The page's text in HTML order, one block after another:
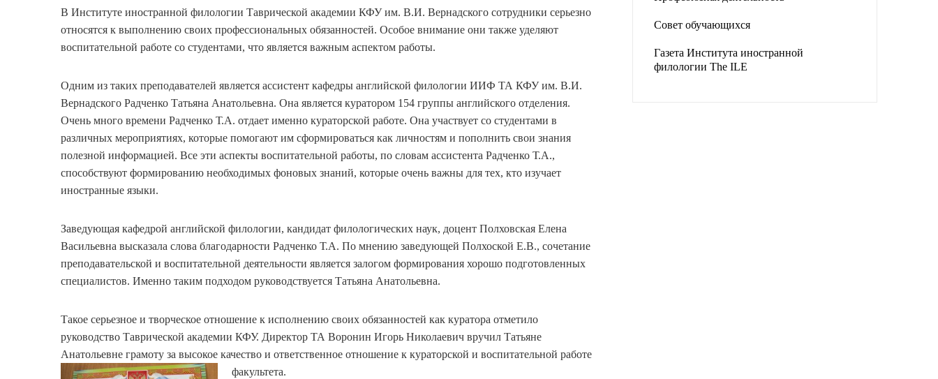
В Институте иностранной филологии Таврической академии КФУ им. В.И. Вернадского сотрудники серьезно
относятся к выполнению своих профессиональных обязанностей. Особое внимание они также уделяют
воспитательной работе со студентами, что является важным аспектом работы.
Одним из таких преподавателей является ассистент кафедры английской филологии ИИФ ТА КФУ им. В.И.
Вернадского Радченко Татьяна Анатольевна. Она является куратором 154 группы английского отделения.
Очень много времени Радченко Т.А. отдает именно кураторской работе. Она участвует со студентами в
различных мероприятиях, которые помогают им сформироваться как личностям и пополнить свои знания
полезной информацией. Все эти аспекты воспитательной работы, по словам ассистента Радченко Т.А.,
способствуют формированию необходимых фоновых знаний, которые очень важны для тех, кто изучает
иностранные языки.
Заведующая кафедрой английской филологии, кандидат филологических наук, доцент Полховская Елена
Васильевна высказала слова благодарности Радченко Т.А. По мнению заведующей Полхоской Е.В., сочетание
преподавательской и воспитательной деятельности является залогом формирования хорошо подготовленных
специалистов. Именно таким подходом руководствуется Татьяна Анатольевна.
Такое серьезное и творческое отношение к исполнению своих обязанностей как куратора отметило
руководство Таврической академии КФУ. Директор ТА Воронин Игорь Николаевич вручил Татьяне
Анатольевне грамоту за высокое качество и ответственное отношение к кураторской и воспитательной работе
факультета.
Совет обучающихся
Газета Института иностранной
филологии The ILE